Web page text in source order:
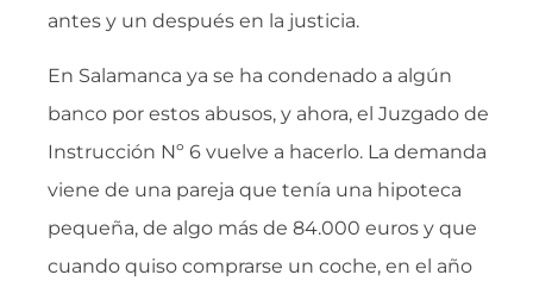
antes y un después en la justicia.
En Salamanca ya se ha condenado a algún
banco por estos abusos, y ahora, el Juzgado de
Instrucción Nº 6 vuelve a hacerlo. La demanda
viene de una pareja que tenía una hipoteca
pequeña, de algo más de 84.000 euros y que
cuando quiso comprarse un coche, en el año